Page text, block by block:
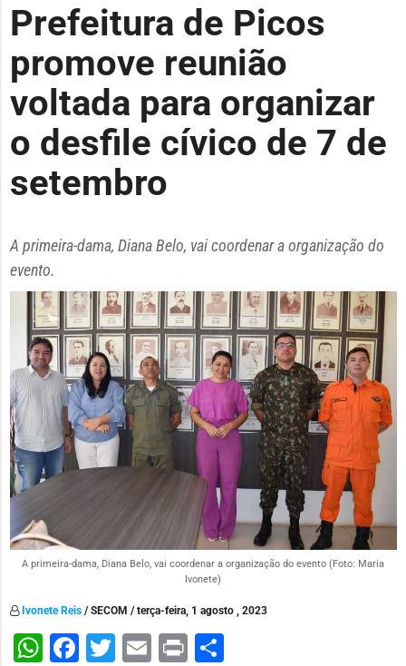
Prefeitura de Picos
promove reunião
voltada para organizar
o desfile cívico de 7 de
setembro
A primeira-dama, Diana Belo, vai coordenar a organização do
evento.
A primeira-dama, Diana Belo, vai coordenar a organização do evento (Foto: Maria
Ivonete)
Ivonete Reis/ SECOM / terça-feira, 1 agosto , 2023
WhatsApp
Facebook
Twitter
Email
PrintShare